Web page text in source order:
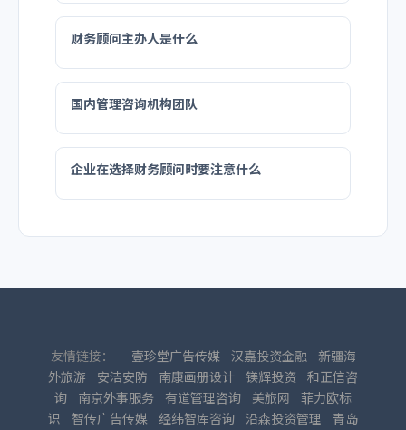
财务顾问主办人是什么
国内管理咨询机构团队
企业在选择财务顾问时要注意什么
友情链接： 壹珍堂广告传媒 汉嘉投资金融
新疆海
外旅游
安洁安防 南康画册设计 镁辉投资 和正信咨
询
南京外事服务 有道管理咨询 美旅网
菲力欧标
识
智传广告传媒 经纬智库咨询 沿森投资管理
青岛